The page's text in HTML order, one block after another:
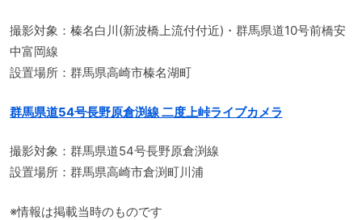
撮影対象：榛名白川(新波橋上流付付近)・群馬県道10号前橋安
中富岡線
設置場所：群馬県高崎市榛名湖町
群馬県道54号長野原倉渕線 二度上峠ライブカメラ
撮影対象：群馬県道54号長野原倉渕線
設置場所：群馬県高崎市倉渕町川浦
※情報は掲載当時のものです